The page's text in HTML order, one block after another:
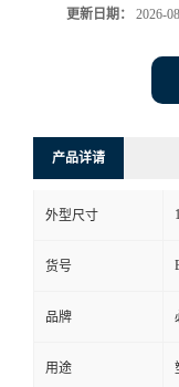
更新日期： 2026-
产品详请
外型尺寸
货号
品牌
用途